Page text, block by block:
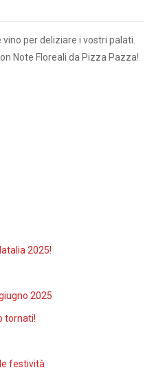
per deliziare i vostri palati.
Note Floreali da Pizza Pazza!
2025!
2025
tornati!
festività